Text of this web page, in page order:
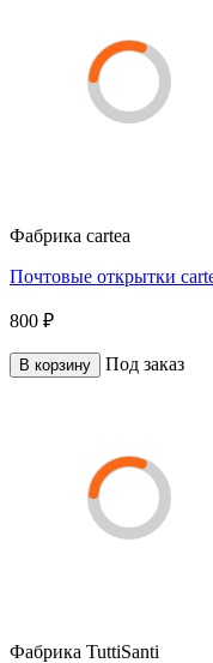
Фабрика cartea
Почтовые открытки
800 ₽
В корзину Под заказ
Фабрика TuttiSanti